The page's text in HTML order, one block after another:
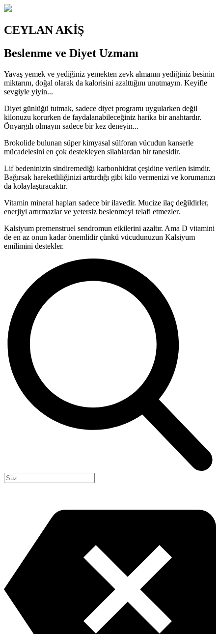
CEYLAN AKİŞ
Beslenme ve Diyet Uzmanı
Yavaş yemek ve yediğiniz yemekten zevk almanın yediğiniz besinin
miktarını, doğal olarak da kalorisini azalttığını unutmayın. Keyifle
sevgiyle yiyin...
Diyet günlüğü tutmak, sadece diyet programı uygularken değil
kilonuzu korurken de faydalanabileceğiniz harika bir anahtardır.
Önyargılı olmayın sadece bir kez deneyin...
Brokolide bulunan süper kimyasal sülforan vücudun kanserle
mücadelesini en çok destekleyen silahlardan bir tanesidir.
Lif bedeninizin sindiremediği karbonhidrat çeşidine verilen isimdir.
Bağırsak hareketliliğinizi arttırdığı gibi kilo vermenizi ve korumanızı
da kolaylaştıracaktır.
Vitamin mineral hapları sadece bir ilavedir. Mucize ilaç değildirler,
enerjiyi artırmazlar ve yetersiz beslenmeyi telafi etmezler.
Kalsiyum premenstruel sendromun etkilerini azaltır. Ama D vitamini
de en az onun kadar önemlidir çünkü vücudunuzun Kalsiyum
emilimini destekler.